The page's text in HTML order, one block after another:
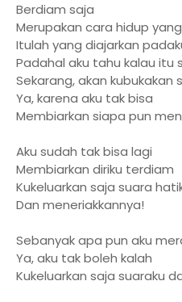
Berdiam saja
Merupakan cara hidup
Itulah yang diajarkan
Padahal aku tahu kalau itu
Sekarang, akan kubukakan
Ya, karena aku tak bisa
Membiarkan siapa pun
Aku sudah tak bisa lagi
Membiarkan diriku terdiam
Kukeluarkan saja suara
Dan meneriakkannya!
Sebanyak apa pun aku
Ya, aku tak boleh kalah
Kukeluarkan saja suaraku